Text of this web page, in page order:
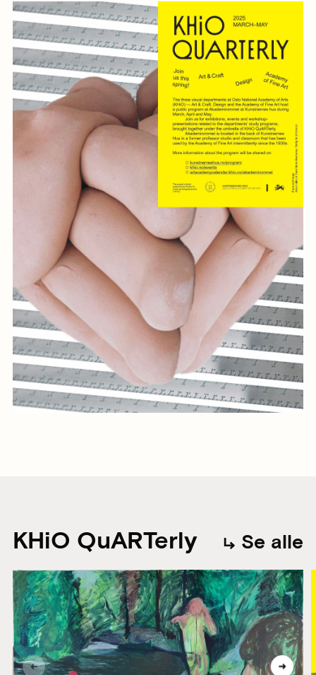
KHiO QuARTerly Se alle